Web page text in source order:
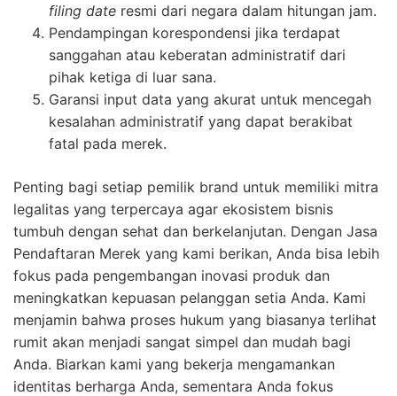
filing date resmi dari negara dalam hitungan jam.
Pendampingan korespondensi jika terdapat
sanggahan atau keberatan administratif dari
pihak ketiga di luar sana.
Garansi input data yang akurat untuk mencegah
kesalahan administratif yang dapat berakibat
fatal pada merek.
Penting bagi setiap pemilik brand untuk memiliki mitra
legalitas yang terpercaya agar ekosistem bisnis
tumbuh dengan sehat dan berkelanjutan. Dengan Jasa
Pendaftaran Merek yang kami berikan, Anda bisa lebih
fokus pada pengembangan inovasi produk dan
meningkatkan kepuasan pelanggan setia Anda. Kami
menjamin bahwa proses hukum yang biasanya terlihat
rumit akan menjadi sangat simpel dan mudah bagi
Anda. Biarkan kami yang bekerja mengamankan
identitas berharga Anda, sementara Anda fokus